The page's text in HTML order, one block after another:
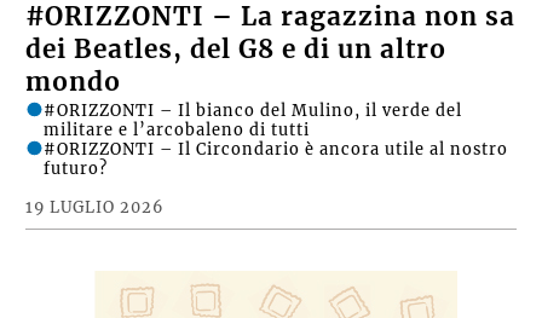
#ORIZZONTI – La ragazzina non sa
dei Beatles, del G8 e di un altro
mondo
19 LUGLIO 2026
#ORIZZONTI – Il bianco del Mulino, il verde del
militare e l’arcobaleno di tutti
#ORIZZONTI – Il Circondario è ancora utile al nostro
futuro?